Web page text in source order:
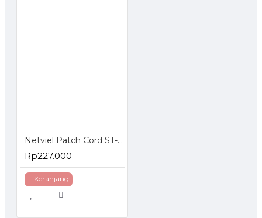
Netviel Patch Cord ST-SC Singlemode
Rp227.000
+ Keranjang